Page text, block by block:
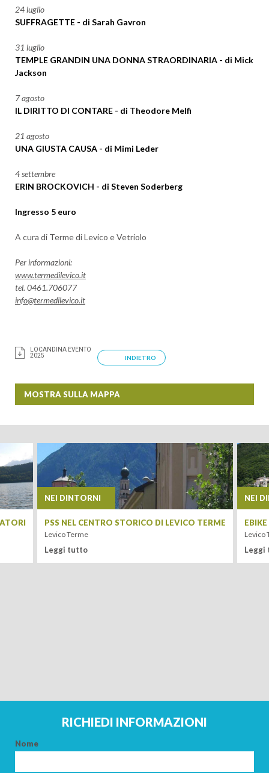
ADULTI
BAMBINI
24 luglio
SUFFRAGETTE - di Sarah Gavron
31 luglio
TEMPLE GRANDIN UNA DONNA STRAORDINARIA - di Mick
Jackson
7 agosto
IL DIRITTO DI CONTARE - di Theodore Melfi
21 agosto
UNA GIUSTA CAUSA - di Mimi Leder
4 settembre
ERIN BROCKOVICH - di Steven Soderberg
Ingresso 5 euro
A cura di Terme di Levico e Vetriolo
Per informazioni:
www.termedilevico.it
tel. 0461.­706077
info@termedilevico.it
LOCANDINA EVENTO
2025
INDIETRO
MOSTRA SULLA MAPPA
NEI DINTORNI
PSS NEL CENTRO STORICO DI LEVICO TERME
Levico Terme
Leggi tutto
NEI
Levico
RICHIEDI INFORMAZIONI
Nome